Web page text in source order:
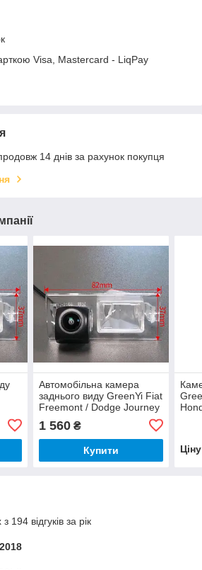
Visa, Mastercard - LiqPay
14 днів за рахунок покупця
Автомобільна камера
заднього виду GreenYi Fiat
Freemont / Dodge Journey
1 560₴
Купити
194 відгуків за рік